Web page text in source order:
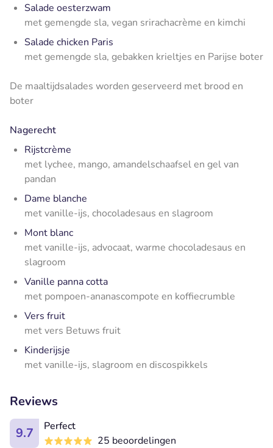
Salade oesterzwam
met gemengde sla, vegan srirachacrème en kimchi
Salade chicken Paris
met gemengde sla, gebakken krieltjes en Parijse boter
De maaltijdsalades worden geserveerd met brood en
boter
Nagerecht
Rijstcrème
met lychee, mango, amandelschaafsel en gel van
pandan
Dame blanche
met vanille-ijs, chocoladesaus en slagroom
Mont blanc
met vanille-ijs, advocaat, warme chocoladesaus en
slagroom
Vanille panna cotta
met pompoen-ananascompote en koffiecrumble
Vers fruit
met vers Betuws fruit
Kinderijsje
met vanille-ijs, slagroom en discospikkels
Reviews
9.7
Perfect
25 beoordelingen